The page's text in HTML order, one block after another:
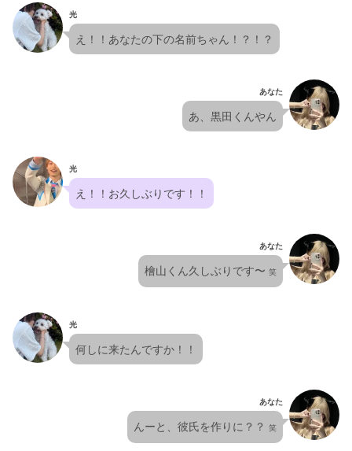
光
え！！あなたの下の名前ちゃん！？！？
あなた
あ、黒田くんやん
光
え！！お久しぶりです！！
あなた
檜山くん久しぶりです〜 笑
光
何しに来たんですか！！
あなた
んーと、彼氏を作りに？？ 笑